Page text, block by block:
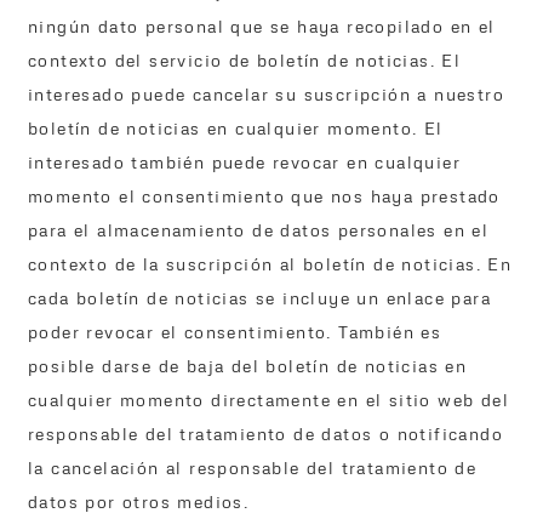
ningún dato personal que se haya recopilado en el
contexto del servicio de boletín de noticias. El
interesado puede cancelar su suscripción a nuestro
boletín de noticias en cualquier momento. El
interesado también puede revocar en cualquier
momento el consentimiento que nos haya prestado
para el almacenamiento de datos personales en el
contexto de la suscripción al boletín de noticias. En
cada boletín de noticias se incluye un enlace para
poder revocar el consentimiento. También es
posible darse de baja del boletín de noticias en
cualquier momento directamente en el sitio web del
responsable del tratamiento de datos o notificando
la cancelación al responsable del tratamiento de
datos por otros medios.